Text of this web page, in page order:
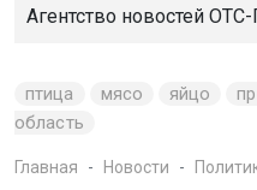
Агентство новостей ОТС-
птица мясо яйцо
область
Главная Новости